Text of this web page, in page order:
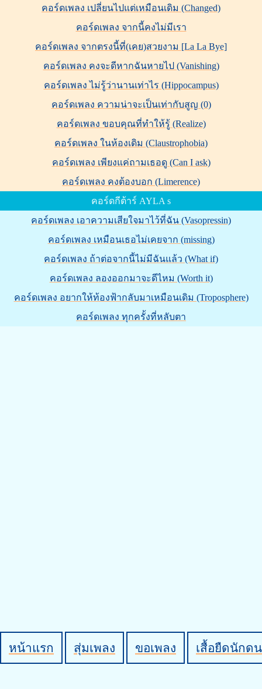
คอร์ดเพลง เปลี่ยนไปแต่เหมือนเดิม (Changed)
คอร์ดเพลง จากนี้คงไม่มีเรา
คอร์ดเพลง จากตรงนี้ที่(เคย)สวยงาม [La La Bye]
คอร์ดเพลง คงจะดีหากฉันหายไป (Vanishing)
คอร์ดเพลง ไม่รู้ว่านานเท่าไร (Hippocampus)
คอร์ดเพลง ความน่าจะเป็นเท่ากับสูญ (0)
คอร์ดเพลง ขอบคุณที่ทำให้รู้ (Realize)
คอร์ดเพลง ในห้องเดิม (Claustrophobia)
คอร์ดเพลง เพียงแค่ถามเธอดู (Can I ask)
คอร์ดเพลง คงต้องบอก (Limerence)
คอร์ดกีต้าร์ AYLA s
คอร์ดเพลง เอาความเสียใจมาไว้ที่ฉัน (Vasopressin)
คอร์ดเพลง เหมือนเธอไม่เคยจาก (missing)
คอร์ดเพลง ถ้าต่อจากนี้ไม่มีฉันแล้ว (What if)
คอร์ดเพลง ลองออกมาจะดีไหม (Worth it)
คอร์ดเพลง อยากให้ท้องฟ้ากลับมาเหมือนเดิม (Troposphere)
คอร์ดเพลง ทุกครั้งที่หลับตา
หน้าแรก สุ่มเพลง ขอเพลง เสื้อยืดนักด